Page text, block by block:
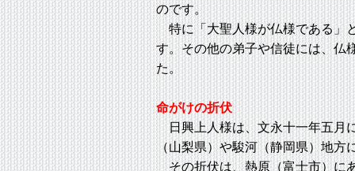
のです。
特に「大聖人様が仏様である」
す。その他の弟子や信徒には、仏
た。
命がけの折伏
日興上人様は、文永十一年五月
（山梨県）や駿河（静岡県）地方
その折伏は、熱原（富士市）に